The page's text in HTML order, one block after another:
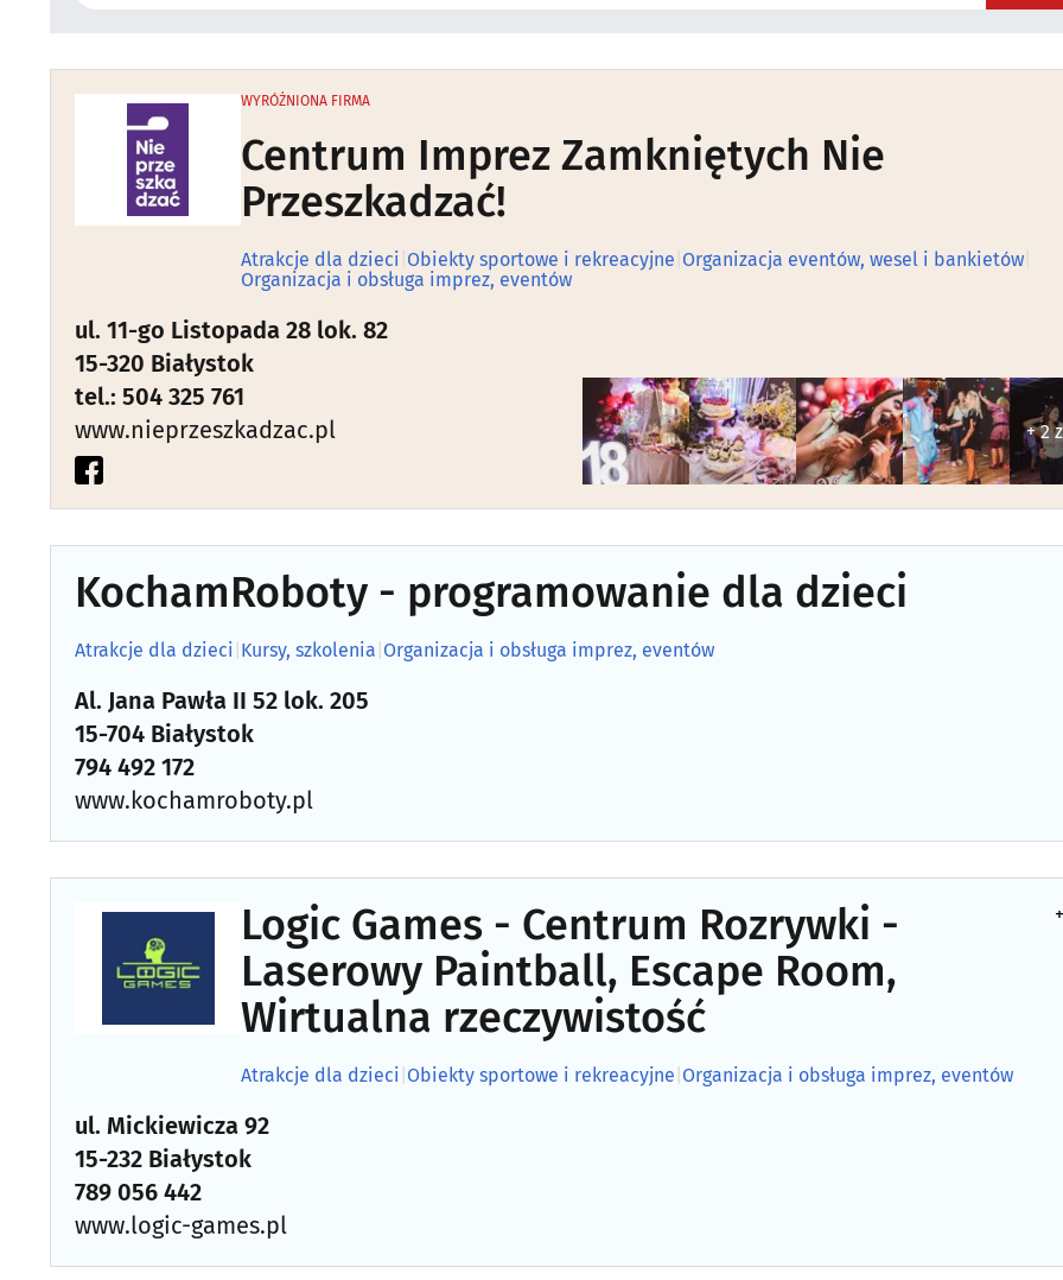
WYRÓŻNIONA FIRMA
Centrum Imprez Zamkniętych Nie
Przeszkadzać!
Atrakcje dla dzieci Obiekty sportowe i rekreacyjne Organizacja eventów, wesel i bankietów
Organizacja i obsługa imprez, eventów
ul. 11-go Listopada 28 lok. 82
15-320 Białystok
tel.: 504 325 761
www.nieprzeszkadzac.pl
+ 2
KochamRoboty - programowanie dla dzieci
Atrakcje dla dzieci Kursy, szkolenia Organizacja i obsługa imprez, eventów
Al. Jana Pawła II 52 lok. 205
15-704 Białystok
794 492 172
www.kochamroboty.pl
Logic Games - Centrum Rozrywki -
Laserowy Paintball, Escape Room,
Wirtualna rzeczywistość
Atrakcje dla dzieci Obiekty sportowe i rekreacyjne Organizacja i obsługa imprez, eventów
ul. Mickiewicza 92
15-232 Białystok
789 056 442
www.logic-games.pl